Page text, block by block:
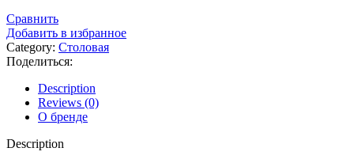
Сравнить
Добавить в избранное
Category: Столовая
Поделиться:
Description
Reviews (0)
О бренде
Description